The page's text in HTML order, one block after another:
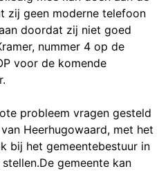
zij geen moderne telefoon
doordat zij niet goed
nummer 4 op de
voor de komende
probleem vragen gesteld
Heerhugowaard, met het
bij het gemeentebestuur in
gemeente kan